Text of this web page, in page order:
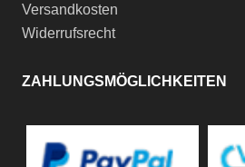
Versandkosten
Widerrufsrecht
ZAHLUNGSMÖGLICHKEITEN